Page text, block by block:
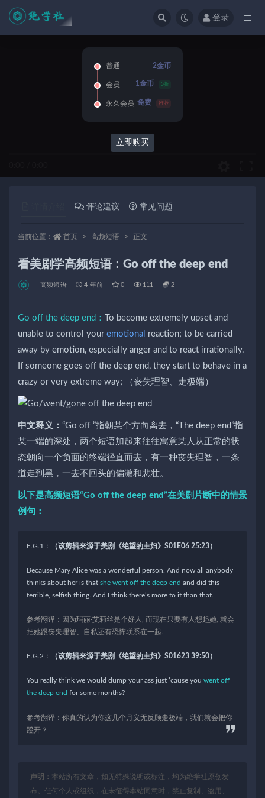
登录
普通 2金币
会员 1金币 5折
永久会员 免费 推荐
立即购买
评论建议 常见问题
当前位置： 首页 高频短语 正文
看美剧学高频短语：Go off the deep end
高频短语 4 年前 0 111 2
Go off the deep end：
To become extremely upset and
unable to control your emotional reaction; to be carried
away by emotion, especially anger and to react irrationally.
If someone goes off the deep end, they start to behave in a
crazy or very extreme way; （丧失理智、走极端）
中文释义： “Go off ”指朝某个方向离去，“The deep end”指
某一端的深处，两个短语加起来往往寓意某人从正常的状
态朝向一个负面的终端径直而去，有一种丧失理智，一条
道走到黑，一去不回头的偏激和悲壮。
以下是高频短语“Go off the deep end”在美剧片断中的情景
例句：
E.G.1： （该剪辑来源于美剧《绝望的主妇》S01E06 25:23）
Because Mary Alice was a wonderful person. And now all anybody
thinks about her is that she went off the deep end and did this
terrible, selfish thing. And I think there’s more to it than that.
参考翻译：因为玛丽·艾莉丝是个好人, 而现在只要有人想起她, 就会
把她跟丧失理智、自私还有恐怖联系在一起.
E.G.2： （该剪辑来源于美剧《绝望的主妇》S01623 39:50）
You really think we would dump your ass just ’cause you went off
the deep end for some months?
参考翻译：你真的认为你这几个月义无反顾走极端，我们就会把你
蹬开？
声明： 本站所有文章，如无特殊说明或标注，均为绝学社原创发
布。任何个人或组织，在未征得本站同意时，禁止复制、盗用、